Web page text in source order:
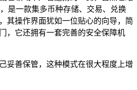
是一款集多币种存储、交易、兑换
其操作界面犹如一位贴心的向导，简
，它还拥有一套完善的安全保障机
妥善保管，这种模式在很大程度上增